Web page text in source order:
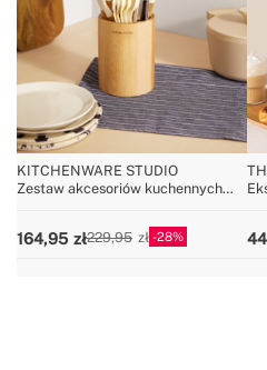
KITCHENWARE STUDIO
Zestaw akcesoriów kuchennych
164,95 229,95 28